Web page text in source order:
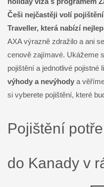
Češi nejčastěji volí
Traveller, která nabízí
AXA výrazně zdražilo a ani
cenově zajímavé. Ukážeme
pojištění a jednotlivé pojistné
výhody a nevýhody a
si vyberete pojištění, které
Pojištění
do Kanady v